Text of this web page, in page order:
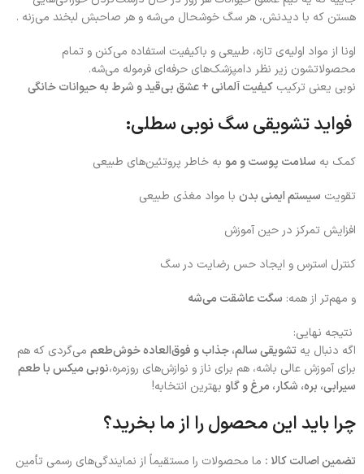
هستن که با دیدنش، هر سگ خوشحال می‌شه و هر صاحبش لبخند می‌زنه .
اونا از مواد اولیه‌ی تازه، طبیعی و باکیفیت استفاده می‌کنن و تمام
محصولاتشون زیر نظر دامپزشک‌های حرفه‌ای فرموله می‌شه.
نوبی یعنی ترکیب کیفیت آلمانی + عشق بی‌قید و شرط به حیوانات خانگی
فواید تشویقی سگ نوبی سطلی:
کمک به سلامت پوست و مو به خاطر پروتئین‌های طبیعی
تقویت سیستم ایمنی بدن با مواد مغذی طبیعی
افزایش تمرکز در حین آموزش
کنترل استرس و ایجاد حس رضایت در سگ
و مهم‌تر از همه: سگت عاشقت می‌شه
نتیجه نهایی:
اگه دنبال یه تشویقی سالم، جذاب و فوق‌العاده خوش‌طعم می‌گردی که هم
برای آموزش عالی باشه، هم برای ناز و نوازش‌های روزمره،نوبی میکس با طعم
سیرابی، بره، شکار، مرغ و گاو بهترین انتخابه!
چرا باید این محصول را از ما بخرید؟
تضمین اصالت کالا : ما محصولات را مستقیماً از نمایندگی‌های رسمی تأمین